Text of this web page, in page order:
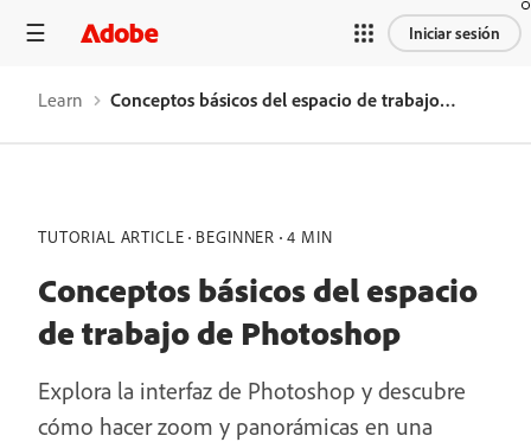
Iniciar sesión
Learn Conceptos básicos del espacio de trabajo de Photoshop
TUTORIAL ARTICLE BEGINNER 4 MIN
Conceptos básicos del espacio
de trabajo de Photoshop
Explora la interfaz de Photoshop y descubre
cómo hacer zoom y panorámicas en una